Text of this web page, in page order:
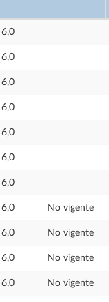
6,0
6,0
6,0
6,0
6,0
6,0
6,0
6,0 No vigente
6,0 No vigente
6,0 No vigente
6,0 No vigente